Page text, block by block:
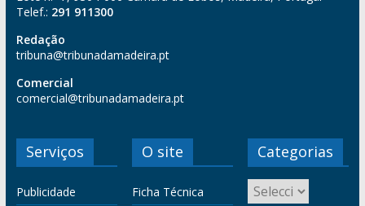
Telef.: 291 911300
Redação
tribuna@tribunadamadeira.pt
Comercial
comercial@tribunadamadeira.pt
Serviços
Publicidade
O site
Ficha Técnica
Categorias